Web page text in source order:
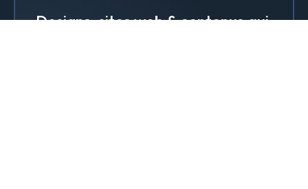
Designs, sites web & contenus qui